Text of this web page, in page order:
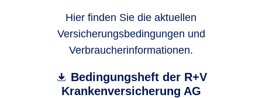
Hier finden Sie die aktuellen
Versicherungsbedingungen und
Verbraucherinformationen.
Bedingungsheft der R+V
Krankenversicherung AG